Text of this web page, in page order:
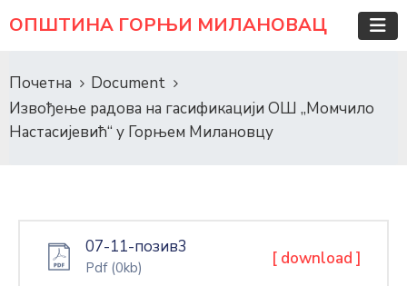
ОПШТИНА ГОРЊИ МИЛАНОВАЦ
Почетна
Document
Извођење радова на гасификацији ОШ „Момчило
Настасијевић“ у Горњем Милановцу
07-11-позив3
Pdf (0kb) [ download ]